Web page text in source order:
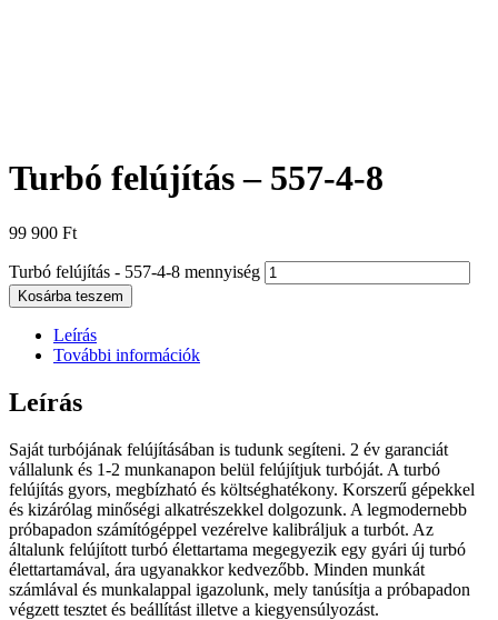
Turbó felújítás – 557-4-8
99 900 Ft
Turbó felújítás - 557-4-8 mennyiség
Kosárba teszem
Leírás
További információk
Leírás
Saját turbójának felújításában is tudunk segíteni. 2 év garanciát
vállalunk és 1-2 munkanapon belül felújítjuk turbóját. A turbó
felújítás gyors, megbízható és költséghatékony. Korszerű gépekkel
és kizárólag minőségi alkatrészekkel dolgozunk. A legmodernebb
próbapadon számítógéppel vezérelve kalibráljuk a turbót. Az
általunk felújított turbó élettartama megegyezik egy gyári új turbó
élettartamával, ára ugyanakkor kedvezőbb. Minden munkát
számlával és munkalappal igazolunk, mely tanúsítja a próbapadon
végzett tesztet és beállítást illetve a kiegyensúlyozást.